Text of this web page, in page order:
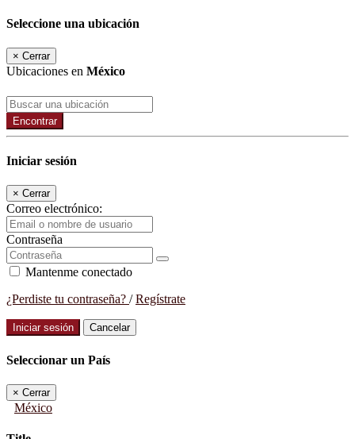
Seleccione una ubicación
× Cerrar
Ubicaciones en México
Encontrar
Iniciar sesión
× Cerrar
Correo electrónico:
Contraseña
Mantenme conectado
¿Perdiste tu contraseña? /Regístrate
Iniciar sesión Cancelar
Seleccionar un País
× Cerrar
México